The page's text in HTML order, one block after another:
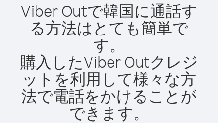
Viber Outで韓国に通話す
る方法はとても簡単で
す。
購入したViber Outクレジ
ットを利用して様々な方
法で電話をかけることが
できます。